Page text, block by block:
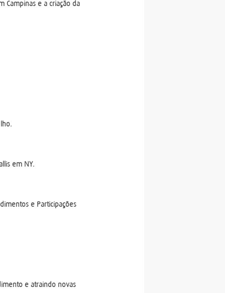
Campinas e a criação da
em NY.
e Participações
e atraindo novas